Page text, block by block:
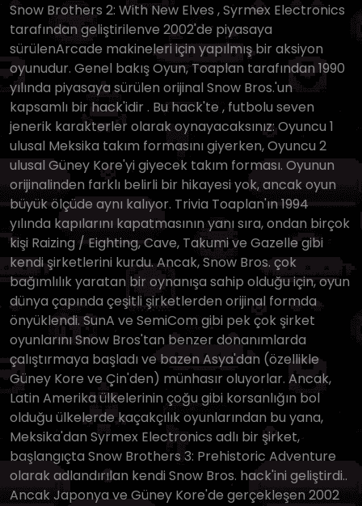
Snow Brothers 2: With New Elves , Syrmex Electronics
tarafından geliştirilenve 2002'de piyasaya
sürülenArcade makineleri için yapılmış bir aksiyon
oyunudur. Genel bakış Oyun, Toaplan tarafından 1990
yılında piyasaya sürülen orijinal Snow Bros.'un
kapsamlı bir hack'idir . Bu hack'te , futbolu seven
jenerik karakterler olarak oynayacaksınız: Oyuncu 1
ulusal Meksika takım formasını giyerken, Oyuncu 2
ulusal Güney Kore'yi giyecek takım forması. Oyunun
orijinalinden farklı belirli bir hikayesi yok, ancak oyun
büyük ölçüde aynı kalıyor. Trivia Toaplan'ın 1994
yılında kapılarını kapatmasının yanı sıra, ondan birçok
kişi Raizing / Eighting, Cave, Takumi ve Gazelle gibi
kendi şirketlerini kurdu. Ancak, Snow Bros. çok
bağımlılık yaratan bir oynanışa sahip olduğu için, oyun
dünya çapında çeşitli şirketlerden orijinal formda
önyüklendi. SunA ve SemiCom gibi pek çok şirket
oyunlarını Snow Bros'tan benzer donanımlarda
çalıştırmaya başladı ve bazen Asya'dan (özellikle
Güney Kore ve Çin'den) münhasır oluyorlar. Ancak,
Latin Amerika ülkelerinin çoğu gibi korsanlığın bol
olduğu ülkelerde kaçakçılık oyunlarından bu yana,
Meksika'dan Syrmex Electronics adlı bir şirket,
başlangıçta Snow Brothers 3: Prehistoric Adventure
olarak adlandırılan kendi Snow Bros. hack'ini geliştirdi..
Ancak Japonya ve Güney Kore'de gerçekleşen 2002